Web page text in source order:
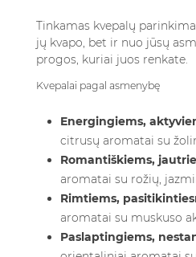
Tinkamas kvepalų
jų kvapo, bet ir nuo jūsų
progos, kuriai juos renkate.
Kvepalai pagal asmenybę
Energingiems,
citrusų aromatai su
Romantiškiems,
aromatai su rožių,
Rimtiems,
aromatai su muskuso
Paslaptingiems,